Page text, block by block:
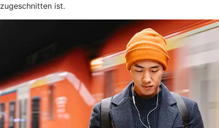
zugeschnitten ist.